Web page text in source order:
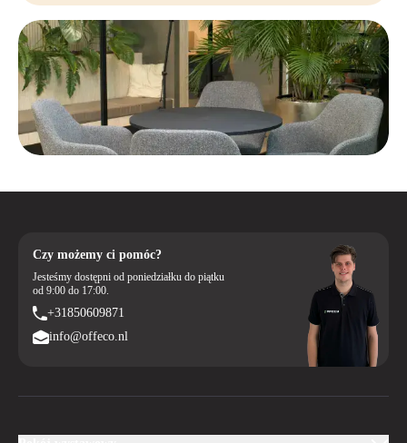
Czy możemy ci pomóc?
Jesteśmy dostępni od poniedziałku do piątku
od 9:00 do 17:00.
+31850609871
info@offeco.nl